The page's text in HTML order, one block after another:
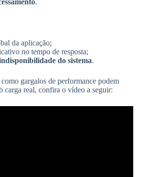
.
da aplicação;
no tempo de resposta;
do sistema.
gargalos de performance podem
carga real, confira o vídeo a seguir: